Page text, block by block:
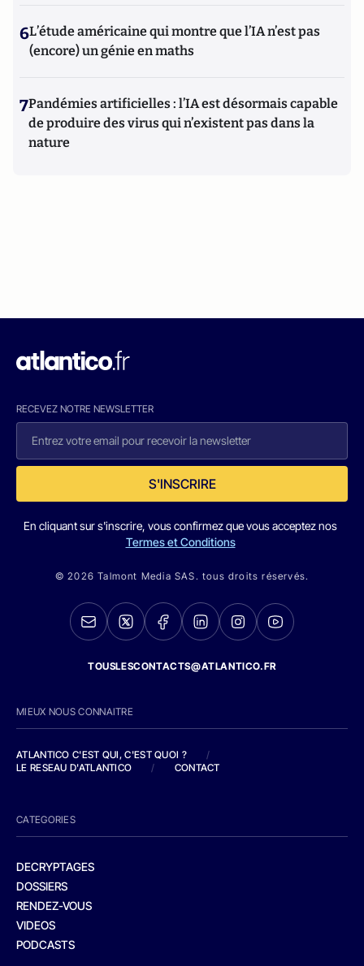
6L’étude américaine qui montre que l’IA n’est pas
(encore) un génie en maths
7Pandémies artificielles : l’IA est désormais capable
de produire des virus qui n’existent pas dans la
nature
RECEVEZ NOTRE NEWSLETTER
S'INSCRIRE
En cliquant sur s'inscrire, vous confirmez que vous acceptez nos
Termes et Conditions
© 2026 Talmont Media SAS. tous droits réservés.
TOUSLESCONTACTS@ATLANTICO.FR
MIEUX NOUS CONNAITRE
ATLANTICO C'EST QUI, C'EST QUOI ?
/
LE RESEAU D'ATLANTICO
/ CONTACT
CATEGORIES
DECRYPTAGES
DOSSIERS
RENDEZ-VOUS
VIDEOS
PODCASTS